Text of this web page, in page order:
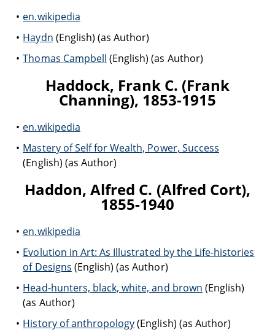
en.wikipedia
Haydn (English) (as Author)
Thomas Campbell (English) (as Author)
Haddock, Frank C. (Frank
Channing), 1853-1915
en.wikipedia
Mastery of Self for Wealth, Power, Success
(English) (as Author)
Haddon, Alfred C. (Alfred Cort),
1855-1940
en.wikipedia
Evolution in Art: As Illustrated by the Life-histories
of Designs (English) (as Author)
Head-hunters, black, white, and brown (English)
(as Author)
History of anthropology(English) (as Author)